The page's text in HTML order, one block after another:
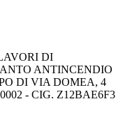
DI
ANTINCENDIO
DI VIA DOMEA, 4
- CIG. Z12BAE6F3